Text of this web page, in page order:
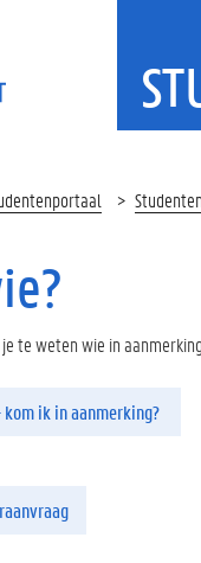
je te weten wie in
kom ik in aanmerking?